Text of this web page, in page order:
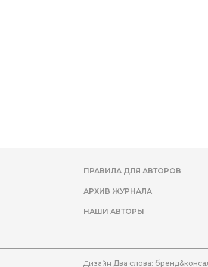
ПРАВИЛА ДЛЯ АВТОРОВ
АРХИВ ЖУРНАЛА
НАШИ АВТОРЫ
Дизайн Два слова: